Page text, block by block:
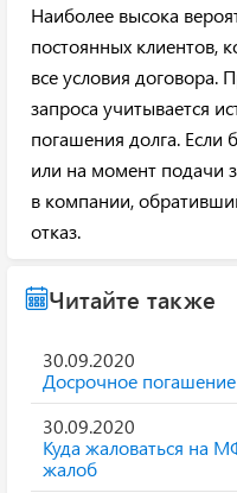
Наиболее высока
постоянных клиентов,
все условия договора.
запроса учитывается
погашения долга. Если
или на момент подачи
в компании,
отказ.
Читайте также
30.09.2020
Досрочное
30.09.2020
Куда жаловаться на
жалоб